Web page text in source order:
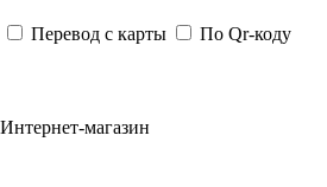
Перевод с карты По Qr-коду
Интернет-магазин